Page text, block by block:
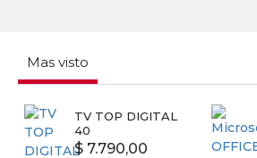
Mas visto
TV TOP DIGITAL
40
$ 7.790,00